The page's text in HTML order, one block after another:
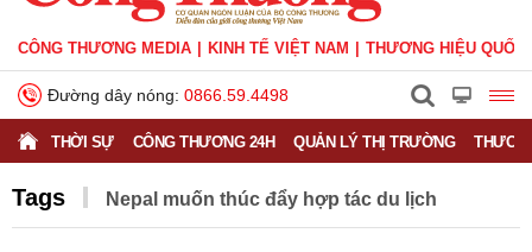
CÔNG THƯƠNG MEDIA KINH TẾ VIỆT NAM THƯƠNG HIỆU QUỐC
Đường dây nóng: 0866.59.4498
THỜI SỰ CÔNG THƯƠNG 24H QUẢN LÝ THỊ TRƯỜNG
Tags Nepal muốn thúc đẩy hợp tác du lịch